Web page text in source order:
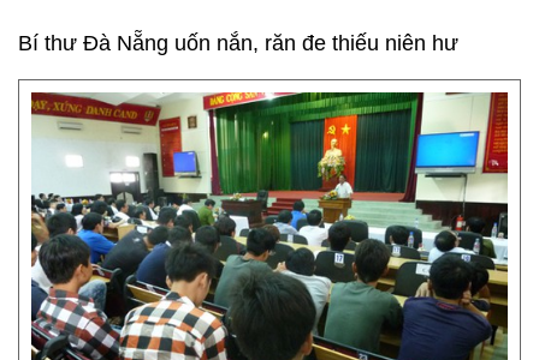
Bí thư Đà Nẵng uốn nắn, răn đe thiếu niên hư